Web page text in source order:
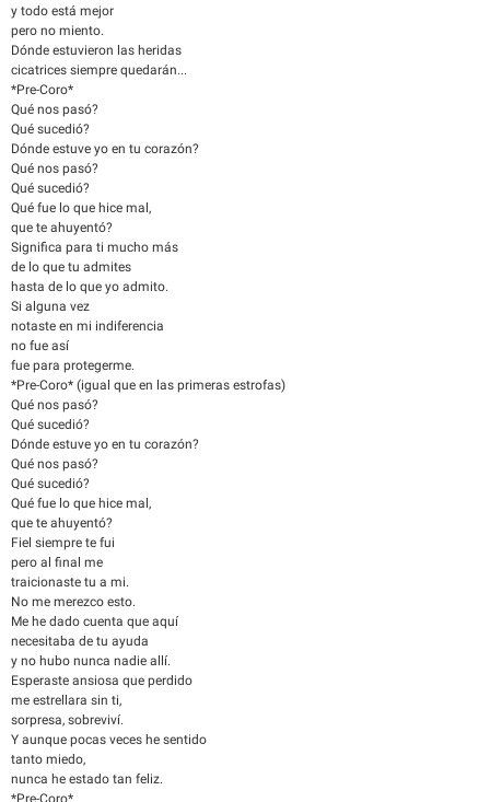
y todo está mejor
pero no miento.
Dónde estuvieron las heridas
cicatrices siempre quedarán...
*Pre-Coro*
Qué nos pasó?
Qué sucedió?
Dónde estuve yo en tu corazón?
Qué nos pasó?
Qué sucedió?
Qué fue lo que hice mal,
que te ahuyentó?
Significa para ti mucho más
de lo que tu admites
hasta de lo que yo admito.
Si alguna vez
notaste en mi indiferencia
no fue así
fue para protegerme.
*Pre-Coro* (igual que en las primeras estrofas)
Qué nos pasó?
Qué sucedió?
Dónde estuve yo en tu corazón?
Qué nos pasó?
Qué sucedió?
Qué fue lo que hice mal,
que te ahuyentó?
Fiel siempre te fui
pero al final me
traicionaste tu a mi.
No me merezco esto.
Me he dado cuenta que aquí
necesitaba de tu ayuda
y no hubo nunca nadie allí.
Esperaste ansiosa que perdido
me estrellara sin ti,
sorpresa, sobreviví.
Y aunque pocas veces he sentido
tanto miedo,
nunca he estado tan feliz.
*Pre-Coro*